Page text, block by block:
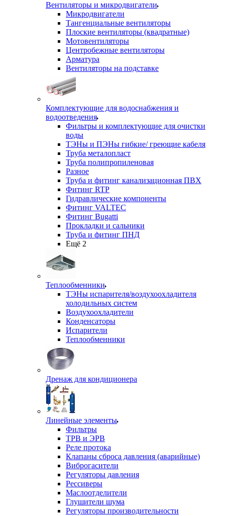
Вентиляторы и микродвигатели
Микродвигатели
Тангенциальные вентиляторы
Плоские вентиляторы (квадратные)
Мотовентиляторы
Центробежные вентиляторы
Арматура
Вентиляторы на подставке
Комплектующие для водоснабжения и
водоотведения
Фильтры и комплектующие для очистки
воды
ТЭНы и ПЭНы гибкие/ греющие кабеля
Труба металопласт
Труба полипропиленовая
Разное
Труба и фитинг канализационная ПВХ
Фитинг RTP
Гидравлические компоненты
Фитинг VALTEC
Фитинг Bugatti
Прокладки и сальники
Труба и фитинг ПНД
Ещё 2
Теплообменники
ТЭНы испарителя/воздухоохладителя
холодильных систем
Воздухоохладители
Конденсаторы
Испарители
Теплообменники
Дренаж для кондиционера
Линейные элементы
Фильтры
ТРВ и ЭРВ
Реле протока
Клапаны сброса давления (аварийные)
Виброгасители
Регуляторы давления
Рессиверы
Маслоотделители
Глушители шума
Регуляторы производительности